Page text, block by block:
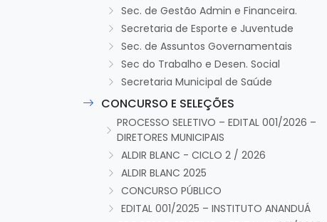
Sec. de Gestão Admin e Financeira.
Secretaria de Esporte e Juventude
Sec. de Assuntos Governamentais
Sec do Trabalho e Desen. Social
Secretaria Municipal de Saúde
CONCURSO E SELEÇÕES
PROCESSO SELETIVO – EDITAL 001/2026 –
DIRETORES MUNICIPAIS
ALDIR BLANC - CICLO 2 / 2026
ALDIR BLANC 2025
CONCURSO PÚBLICO
EDITAL 001/2025 – INSTITUTO ANANDUÁ